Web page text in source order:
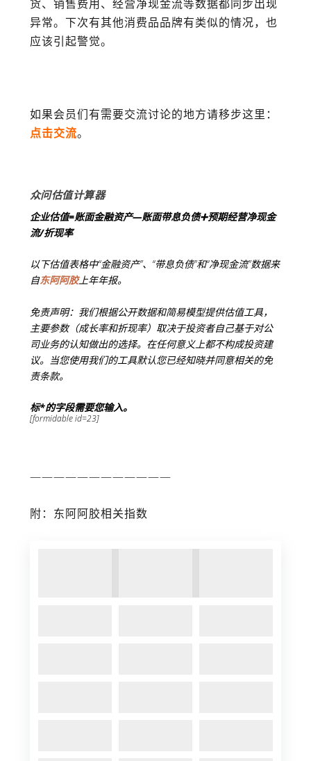
货、销售费用、经营净现金流等数据都同步出现
异常。下次有其他消费品品牌有类似的情况，也
应该引起警觉。
如果会员们有需要交流讨论的地方请移步这里：
点击交流。
众问估值计算器
企业估值=账面金融资产—账面带息负债➕预期经营净现金
流/折现率
以下估值表格中“金融资产”、“带息负债”和“净现金流”数据来
自东阿阿胶上年年报。
免责声明：我们根据公开数据和简易模型提供估值工具，
主要参数（成长率和折现率）取决于投资者自己基于对公
司业务的认知做出的选择。在任何意义上都不构成投资建
议。当您使用我们的工具默认您已经知晓并同意相关的免
责条款。
标*的字段需要您输入。
[formidable id=23]
————————————
附：东阿阿胶相关指数